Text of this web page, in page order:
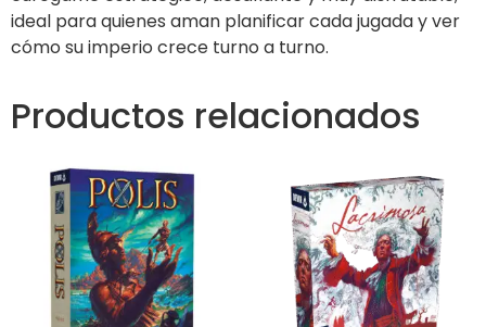
ideal para quienes aman planificar cada jugada y ver
cómo su imperio crece turno a turno.
Productos relacionados